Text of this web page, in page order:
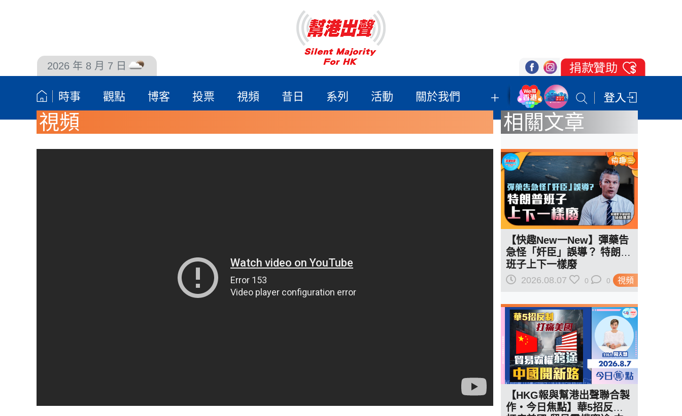
2026 年 8 月 7 日
時事 觀點 博客 投票 視頻 昔日 系列 活動 關於我們 我們的立場 登記支持 聯絡我們
視頻 相關文章
視頻
【快趣New一New】彈藥告
急怪「奸臣」誤導？ 特朗普
班子上下一樣廢
2026.08.07 0 0
【HKG報與幫港出聲聯合製
作‧今日焦點】華5招反制